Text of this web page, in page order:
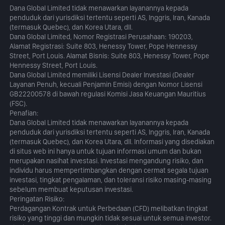
Dana Global Limited tidak menawarkan layanannya kepada
penduduk dari yurisdiksi tertentu seperti AS, Inggris, Iran, Kanada
(termasuk Quebec), dan Korea Utara, dll.
Dana Global Limited, Nomor Registrasi Perusahaan: 190203,
Alamat Registrasi: Suite 803, Henessy Tower, Pope Hennessy
Street, Port Louis. Alamat Bisnis: Suite 803, Henessy Tower, Pope
Hennessy Street, Port Louis.
Dana Global Limited memiliki Lisensi Dealer Investasi (Dealer
Layanan Penuh, kecuali Penjamin Emisi) dengan Nomor Lisensi
GB22200578 di bawah regulasi Komisi Jasa Keuangan Mauritius
(FSC).
Penafian:
Dana Global Limited tidak menawarkan layanannya kepada
penduduk dari yurisdiksi tertentu seperti AS, Inggris, Iran, Kanada
(termasuk Quebec), dan Korea Utara, dll. Informasi yang disediakan
di situs web ini hanya untuk tujuan informasi umum dan bukan
merupakan nasihat investasi. Investasi mengandung risiko, dan
individu harus mempertimbangkan dengan cermat segala tujuan
investasi, tingkat pengalaman, dan toleransi risiko masing-masing
sebelum membuat keputusan investasi.
Peringatan Risiko:
Perdagangan Kontrak untuk Perbedaan (CFD) melibatkan tingkat
risiko yang tinggi dan mungkin tidak sesuai untuk semua investor.